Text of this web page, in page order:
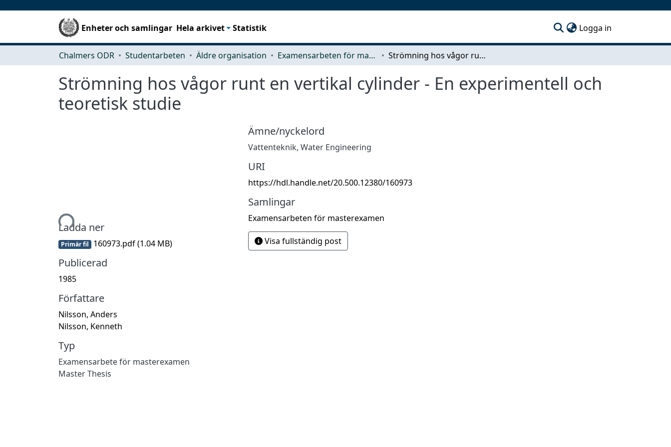
Enheter och samlingar Hela arkivet Statistik Logga in
Chalmers ODR Studentarbeten Äldre organisation Examensarbeten för masterexamen Strömning hos vågor runt en vertikal cylinder - En experimentell och teoretisk studie
Strömning hos vågor runt en vertikal cylinder - En experimentell och
teoretisk studie
Hämtar...Ladda ner
Primär fil 160973.pdf(1.04 MB)
Publicerad
1985
Författare
Nilsson, Anders
Nilsson, Kenneth
Typ
Examensarbete för masterexamen
Master Thesis
Ämne/nyckelord
Vattenteknik, Water Engineering
URI
https://hdl.handle.net/20.500.12380/160973
Samlingar
Examensarbeten för masterexamen
Visa fullständig post